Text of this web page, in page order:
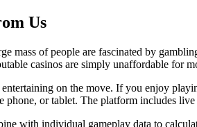
Us
mass of people are fascinated by
casinos are simply unaffordable for
on the move. If you enjoy
or tablet. The platform includes
with individual gameplay data to